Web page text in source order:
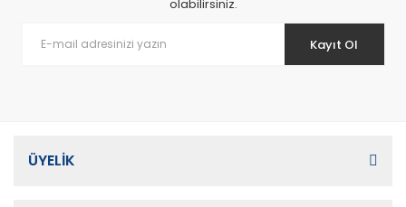
olabilirsiniz.
Kayıt Ol
ÜYELİK